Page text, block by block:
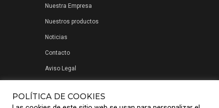
Nuestra Empresa
Nuestros productos
Noticias
Contacto
Aviso Legal
POLÍTICA DE COOKIES